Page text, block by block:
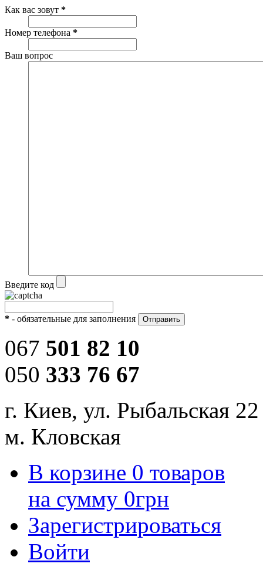
Как вас зовут *
Номер телефона *
Ваш вопрос
Введите код
* - обязательные для заполнения
067 501 82 10
050 333 76 67
г. Киев, ул. Рыбальская 22
м. Кловская
В корзине 0 товаров
на сумму 0грн
Зарегистрироваться
Войти